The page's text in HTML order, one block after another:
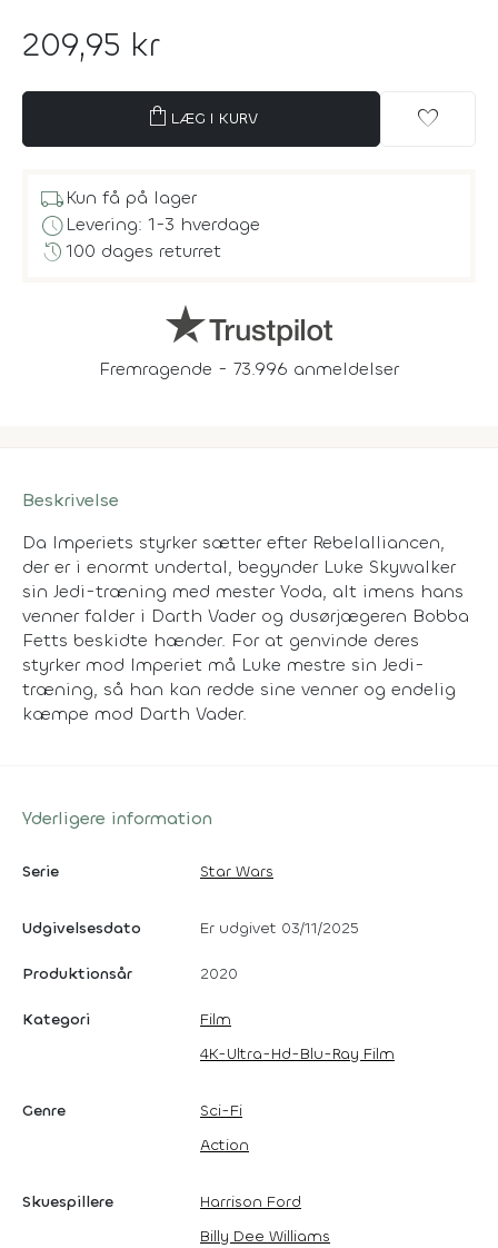
209,95 kr
shopping_bag LÆG I KURV favorite
local_shippingKun få på lager
scheduleLevering: 1-3 hverdage
history100 dages returret
Fremragende - 73.996 anmeldelser
Beskrivelse
Da Imperiets styrker sætter efter Rebelalliancen,
der er i enormt undertal, begynder Luke Skywalker
sin Jedi-træning med mester Yoda, alt imens hans
venner falder i Darth Vader og dusørjægeren Bobba
Fetts beskidte hænder. For at genvinde deres
styrker mod Imperiet må Luke mestre sin Jedi-
træning, så han kan redde sine venner og endelig
kæmpe mod Darth Vader.
Yderligere information
Serie Star Wars
Udgivelsesdato Er udgivet 03/11/2025
Produktionsår 2020
Kategori
Film
4K-Ultra-Hd-Blu-Ray Film
Genre
Sci-Fi
Action
Skuespillere
Harrison Ford
Billy Dee Williams